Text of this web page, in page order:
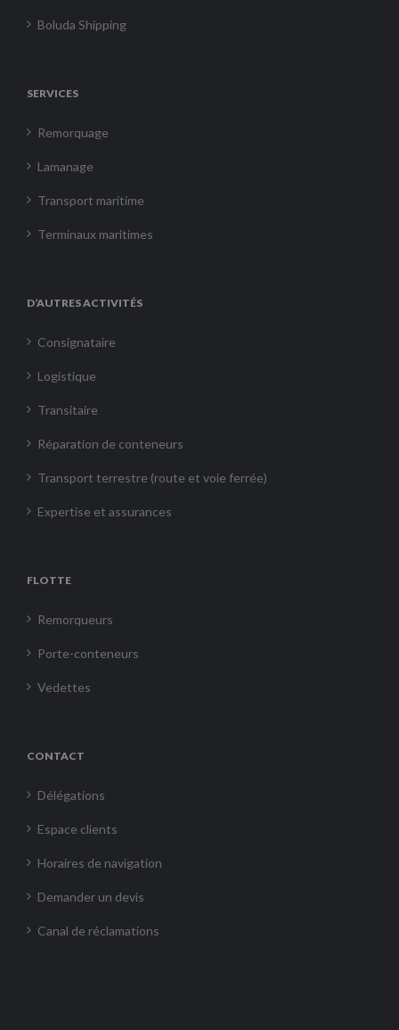
Boluda Shipping
SERVICES
Remorquage
Lamanage
Transport maritime
Terminaux maritimes
D’AUTRES ACTIVITÉS
Consignataire
Logistique
Transitaire
Réparation de conteneurs
Transport terrestre (route et voie ferrée)
Expertise et assurances
FLOTTE
Remorqueurs
Porte-conteneurs
Vedettes
CONTACT
Délégations
Espace clients
Horaires de navigation
Demander un devis
Canal de réclamations